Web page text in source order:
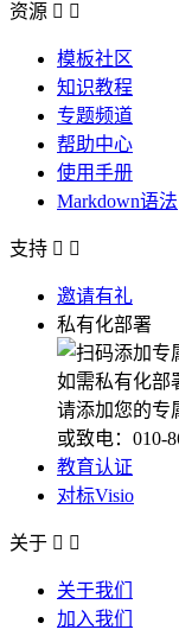
资源  
模板社区
知识教程
专题频道
帮助中心
使用手册
Markdown语法
支持  
邀请有礼
私有化部署
如需私有化部
请添加您的专
或致电：010-
教育认证
对标Visio
关于  
关于我们
加入我们